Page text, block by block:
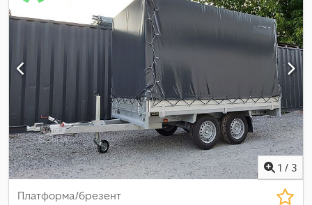
1 / 3
Платформа/брезент